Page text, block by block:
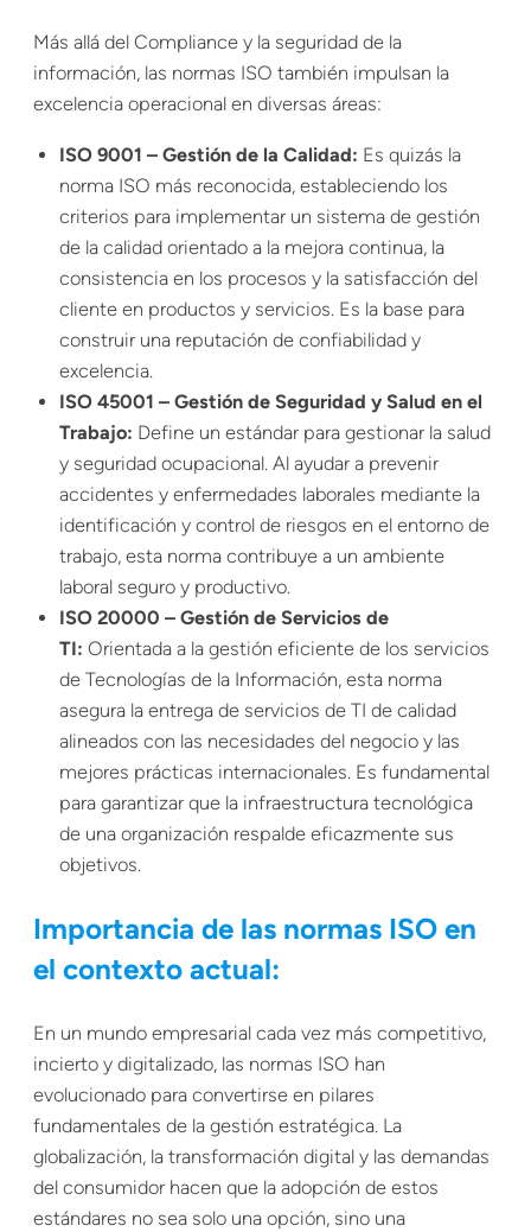
Más allá del Compliance y la seguridad de la
información, las normas ISO también impulsan la
excelencia operacional en diversas áreas:
ISO 9001 – Gestión de la Calidad: Es quizás la
norma ISO más reconocida, estableciendo los
criterios para implementar un sistema de gestión
de la calidad orientado a la mejora continua, la
consistencia en los procesos y la satisfacción del
cliente en productos y servicios. Es la base para
construir una reputación de confiabilidad y
excelencia.
ISO 45001 – Gestión de Seguridad y Salud en el
Trabajo: Define un estándar para gestionar la salud
y seguridad ocupacional. Al ayudar a prevenir
accidentes y enfermedades laborales mediante la
identificación y control de riesgos en el entorno de
trabajo, esta norma contribuye a un ambiente
laboral seguro y productivo.
ISO 20000 – Gestión de Servicios de
TI: Orientada a la gestión eficiente de los servicios
de Tecnologías de la Información, esta norma
asegura la entrega de servicios de TI de calidad
alineados con las necesidades del negocio y las
mejores prácticas internacionales. Es fundamental
para garantizar que la infraestructura tecnológica
de una organización respalde eficazmente sus
objetivos.
Importancia de las normas ISO en
el contexto actual:
En un mundo empresarial cada vez más competitivo,
incierto y digitalizado, las normas ISO han
evolucionado para convertirse en pilares
fundamentales de la gestión estratégica. La
globalización, la transformación digital y las demandas
del consumidor hacen que la adopción de estos
estándares no sea solo una opción, sino una